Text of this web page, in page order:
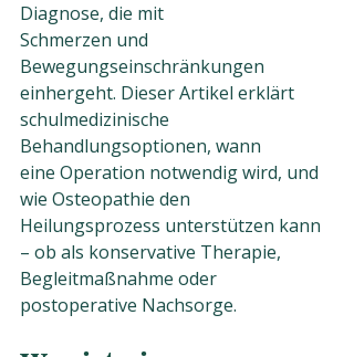
Diagnose, die mit
Schmerzen und
Bewegungseinschränkungen
einhergeht. Dieser Artikel erklärt
schulmedizinische
Behandlungsoptionen, wann
eine Operation notwendig wird, und
wie Osteopathie den
Heilungsprozess unterstützen kann
– ob als konservative Therapie,
Begleitmaßnahme oder
postoperative Nachsorge.